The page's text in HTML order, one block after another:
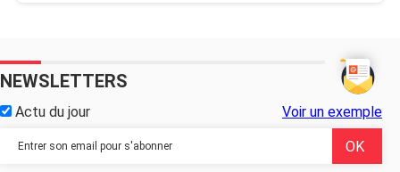
NEWSLETTERS
Actu du jour Voir un exemple